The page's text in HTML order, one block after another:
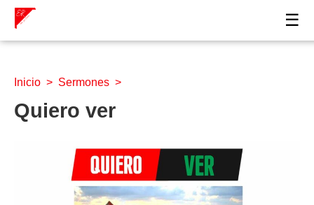
☰
Inicio > Sermones >
Quiero ver